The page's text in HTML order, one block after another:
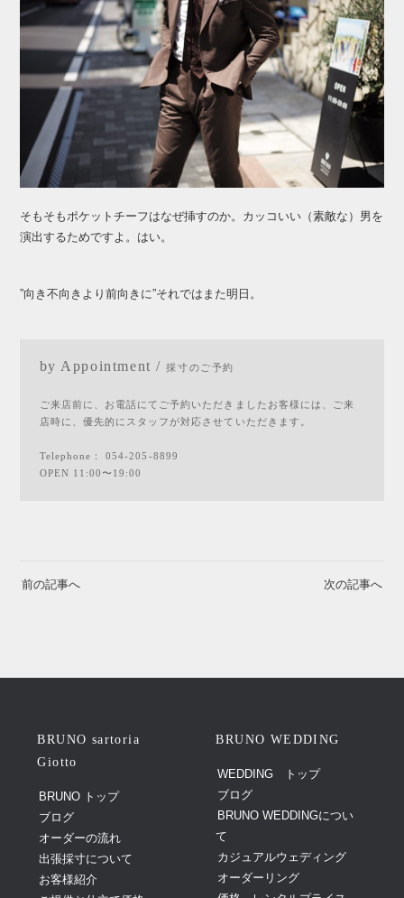
そもそもポケットチーフはなぜ挿すのか。カッコいい（素敵な）男を
演出するためですよ。はい。
”向き不向きより前向きに”それではまた明日。
by Appointment /採寸のご予約
ご来店前に、お電話にてご予約いただきましたお客様には、ご来
店時に、優先的にスタッフが対応させていただきます。
Telephone：054-205-8899
OPEN 11:00〜19:00
前の記事へ 次の記事へ
BRUNO sartoria
Giotto
BRUNO トップ
ブログ
オーダーの流れ
出張採寸について
お客様紹介
BRUNO WEDDING
WEDDING トップ
ブログ
BRUNO WEDDINGについ
て
カジュアルウェディング
オーダーリング